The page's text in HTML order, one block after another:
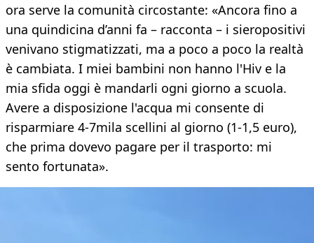
ora serve la comunità circostante: «Ancora fino a
una quindicina d’anni fa – racconta – i sieropositivi
venivano stigmatizzati, ma a poco a poco la realtà
è cambiata. I miei bambini non hanno l'Hiv e la
mia sfida oggi è mandarli ogni giorno a scuola.
Avere a disposizione l'acqua mi consente di
risparmiare 4-7mila scellini al giorno (1-1,5 euro),
che prima dovevo pagare per il trasporto: mi
sento fortunata».